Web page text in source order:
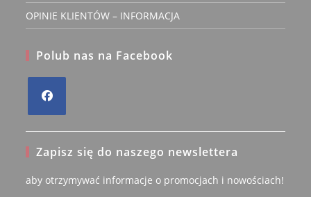
OPINIE KLIENTÓW – INFORMACJA
Polub nas na Facebook
a
new
Zapisz się do naszego newslettera
aby otrzymywać informacje o promocjach i nowościach!